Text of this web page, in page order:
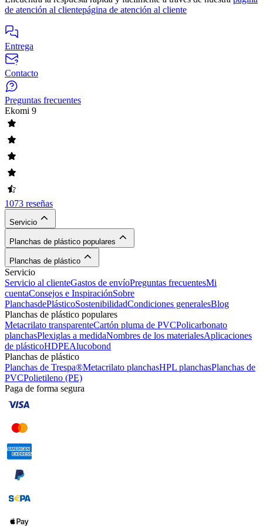
de atención al clientepágina de atención al cliente
Entrega
Contacto
Preguntas frecuentes
Ekomi 9
1073 reseñas
Servicio
Planchas de plástico populares
Planchas de plástico
Servicio
Servicio al clienteGastos de envíoPreguntas frecuentesMi
cuentaConsejos e InspiraciónSobre
PlanchasdePlásticoSostenibilidadCondiciones generalesBlog
Planchas de plástico populares
Metacrilato transparenteCartón pluma de PVCPolicarbonato
planchasPlexiglas a medidaNombres de los materialesAplicaciones
de plásticoHDPEAlucobond
Planchas de plástico
Planchas de Trespa®Metacrilato planchasHPL planchasPlanchas de
PVCPolietileno (PE)
Paga de forma segura